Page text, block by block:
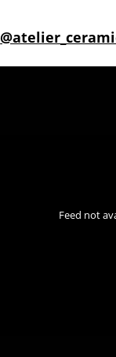
@
Feed not